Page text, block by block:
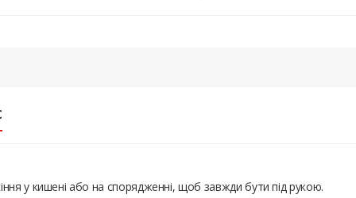
у кишені або на спорядженні, щоб завжди бути під рукою.